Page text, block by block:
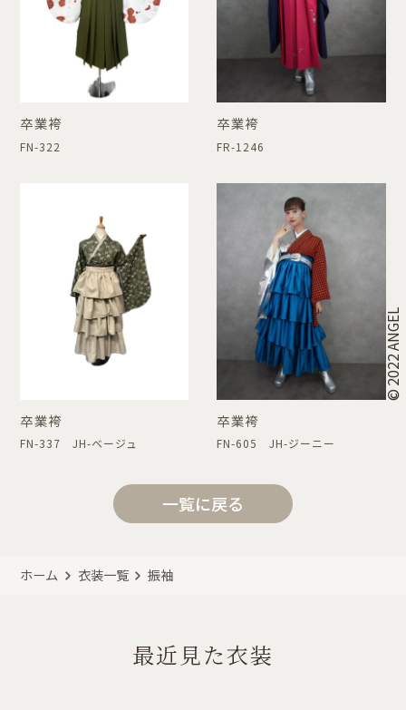
卒業袴
FN-322
卒業袴
FR-1246
卒業袴
FN-337 JH-ベージュ
卒業袴
FN-605 JH-ジーニー
一覧に戻る
ホーム 衣装一覧 振袖
最近見た衣装
© 2022 ANGEL